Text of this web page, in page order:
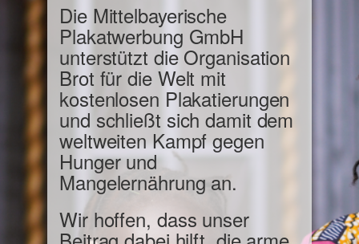
Die Mittelbayerische
Plakatwerbung GmbH
unterstützt die Organisation
Brot für die Welt mit
kostenlosen Plakatierungen
und schließt sich damit dem
weltweiten Kampf gegen
Hunger und
Mangelernährung an.
Wir hoffen, dass unser